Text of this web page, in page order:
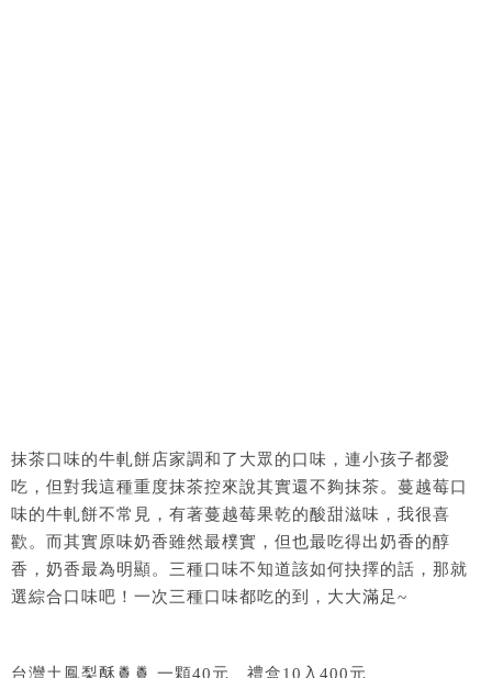
抹茶口味的牛軋餅店家調和了大眾的口味，連小孩子都愛
吃，但對我這種重度抹茶控來說其實還不夠抹茶。蔓越莓口
味的牛軋餅不常見，有著蔓越莓果乾的酸甜滋味，我很喜
歡。而其實原味奶香雖然最樸實，但也最吃得出奶香的醇
香，奶香最為明顯。三種口味不知道該如何抉擇的話，那就
選綜合口味吧！一次三種口味都吃的到，大大滿足~
台灣土鳳梨酥🍍🍍 一顆40元、禮盒10入400元